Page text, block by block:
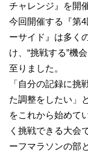
チャレンジ』を開
今回開催する『第
ーサイド』は多く
け、“挑戦する”機
至りました。
「自分の記録に
た調整をしたい」
をこれから始めて
く挑戦できる大会
ーフマラソンの部